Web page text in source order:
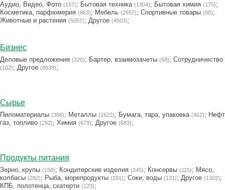
Аудио, Видео, Фото (167); Бытовая техника (1304); Бытовая химия (175);
Косметика, парфюмерия (863); Мебель (2657); Cпортивные товары (88);
Животные и растения (5057); Другое (4503);
Бизнес
Деловые предложения (326); Бартер, взаимозачеты (68); Сотрудничество
(102); Другое (8939);
Сырье
Пиломатериалы (366); Металлы (1622); Бумага, тара, упаковка (462);
газ, топливо (292); Химия (679); Другое (683);
Продукты питания
Зерно, крупы (158); Кондитерские изделия (245); Консервы (115); Мясо,
колбасы (282); Рыба, морепродукты (291); Соки, воды (131); Другое (1302);
КПБ, полотенца, скатерти (123);